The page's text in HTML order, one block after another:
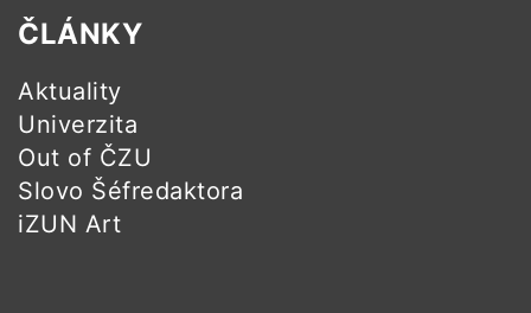
ČLÁNKY
Aktuality
Univerzita
Out of ČZU
Slovo Šéfredaktora
iZUN Art